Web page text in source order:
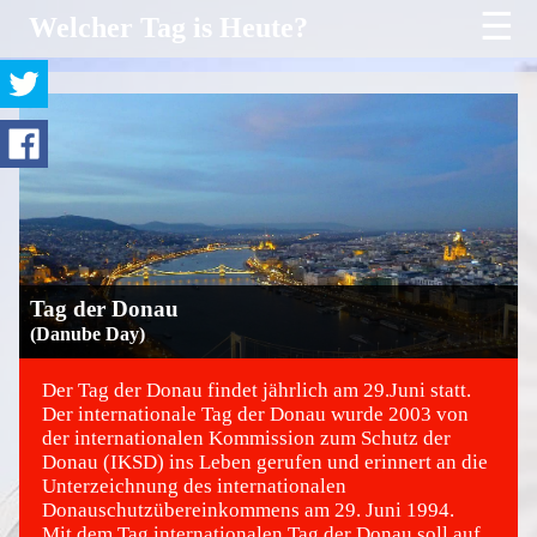
Welcher Tag is Heute? ☰
Tag der Donau
(Danube Day)
©
Der Tag der Donau findet jährlich am 29.Juni statt.
Der internationale Tag der Donau wurde 2003 von
der internationalen Kommission zum Schutz der
Donau (IKSD) ins Leben gerufen und erinnert an die
Unterzeichnung des internationalen
Donauschutzübereinkommens am 29. Juni 1994.